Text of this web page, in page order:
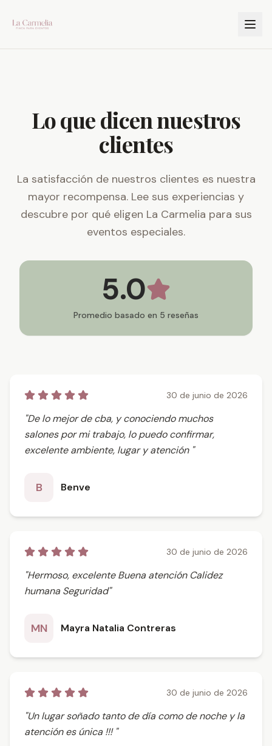
Lo que dicen nuestros
clientes
La satisfacción de nuestros clientes es nuestra
mayor recompensa. Lee sus experiencias y
descubre por qué eligen La Carmelia para sus
eventos especiales.
5.0
Promedio basado en 5 reseñas
30 de junio de 2026
"De lo mejor de cba, y conociendo muchos
salones por mi trabajo, lo puedo confirmar,
excelente ambiente, lugar y atención "
B Benve
30 de junio de 2026
"Hermoso, excelente Buena atención Calidez
humana Seguridad"
MN Mayra Natalia Contreras
30 de junio de 2026
"Un lugar soñado tanto de día como de noche y la
atención es única !!! "